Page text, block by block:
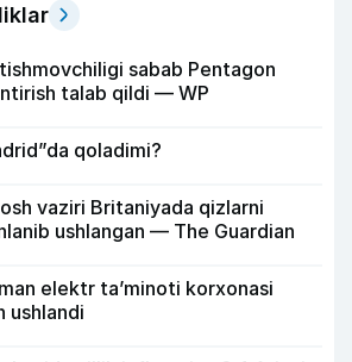
sabab Pentagon
talab qildi — WP
qoladimi?
vaziri Britaniyada qizlarni
ushlangan — The Guardian
elektr ta’minoti korxonasi
ushlandi